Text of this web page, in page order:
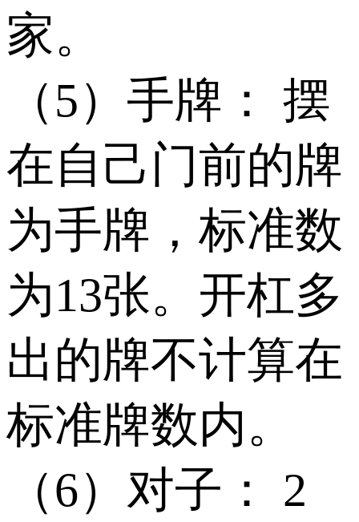
家。
（5）手牌： 摆
在自己门前的牌
为手牌，标准数
为13张。开杠多
出的牌不计算在
标准牌数内。
（6）对子： 2